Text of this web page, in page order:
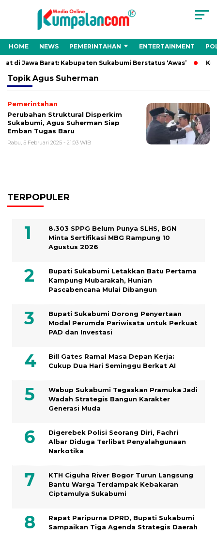
HOME NEWS PEMERINTAHAN ENTERTAINMENT
di Jawa Barat: Kabupaten Sukabumi Berstatus ‘Awas’
Topik Agus Suherman
Pemerintahan
Perubahan Struktural Disperkim
Sukabumi, Agus Suherman Siap
Emban Tugas Baru
Rabu, 5 Februari 2025 - 21:03 WIB
TERPOPULER
8.303 SPPG Belum Punya SLHS, BGN
Minta Sertifikasi MBG Rampung 10
Agustus 2026
Bupati Sukabumi Letakkan Batu Pertama
Kampung Mubarakah, Hunian
Pascabencana Mulai Dibangun
Bupati Sukabumi Dorong Penyertaan
Modal Perumda Pariwisata untuk Perkuat
PAD dan Investasi
Bill Gates Ramal Masa Depan Kerja:
Cukup Dua Hari Seminggu Berkat AI
Wabup Sukabumi Tegaskan Pramuka Jadi
Wadah Strategis Bangun Karakter
Generasi Muda
Digerebek Polisi Seorang Diri, Fachri
Albar Diduga Terlibat Penyalahgunaan
Narkotika
KTH Ciguha River Bogor Turun Langsung
Bantu Warga Terdampak Kebakaran
Ciptamulya Sukabumi
Rapat Paripurna DPRD, Bupati Sukabumi
Sampaikan Tiga Agenda Strategis Daerah